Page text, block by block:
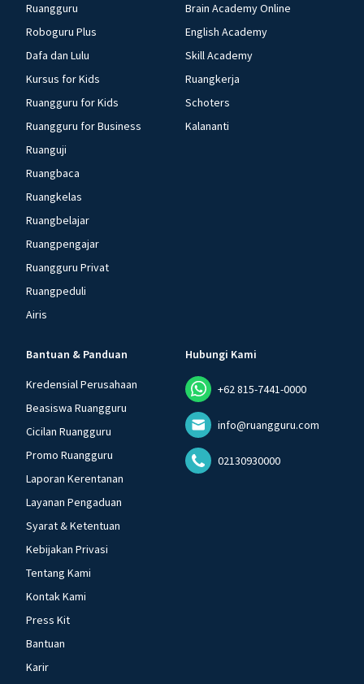
Ruangguru
Roboguru Plus
Dafa dan Lulu
Kursus for Kids
Ruangguru for Kids
Ruangguru for Business
Ruanguji
Ruangbaca
Ruangkelas
Ruangbelajar
Ruangpengajar
Ruangguru Privat
Ruangpeduli
Airis
Brain Academy Online
English Academy
Skill Academy
Ruangkerja
Schoters
Kalananti
Bantuan & Panduan
Kredensial Perusahaan
Beasiswa Ruangguru
Cicilan Ruangguru
Promo Ruangguru
Laporan Kerentanan
Layanan Pengaduan
Syarat & Ketentuan
Kebijakan Privasi
Tentang Kami
Kontak Kami
Press Kit
Bantuan
Karir
Hubungi Kami
+62 815-7441-0000
info@ruangguru.com
02130930000